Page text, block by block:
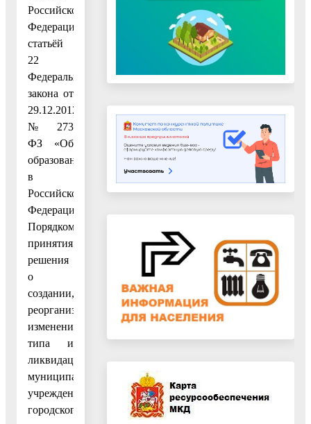
Российской
Федерации,
статьёй
22
Федерального
закона от
29.12.2012
№ 273
ФЗ «Об
образовании
в
Российской
Федерации»,
Порядком
принятия
решения
о
создании,
реорганизации,
изменения
типа и
ликвидации
муниципальных
учреждений
городского